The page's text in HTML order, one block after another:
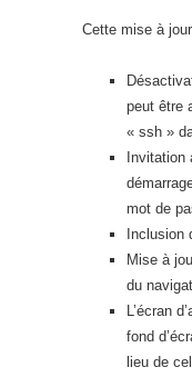
Cette mise à
peut être
« ssh »
Invitation
mot de
Inclusion
Mise à
du
L’écran
fond
lieu de